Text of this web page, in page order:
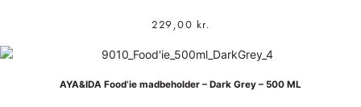
229,00 kr.
AYA&IDA Food’ie madbeholder – Dark Grey – 500 ML